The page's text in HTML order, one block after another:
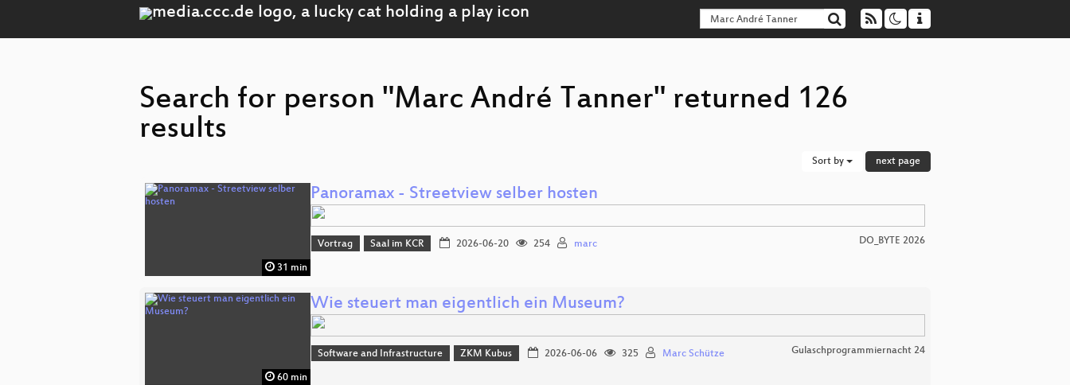
Search for person "Marc André Tanner" returned 126
results
Sort by next page
31 min
Panoramax - Streetview selber hosten
Vortrag Saal im KCR 2026-06-20 254 marc DO_BYTE 2026
60 min
Wie steuert man eigentlich ein Museum?
Software and Infrastructure ZKM Kubus 2026-06-06 325 Marc Schütze Gulaschprogrammiernacht 24